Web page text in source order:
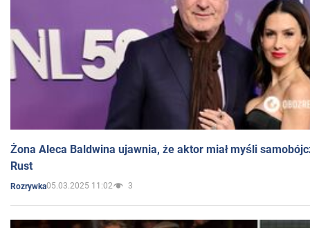
Żona Aleca Baldwina ujawnia, że aktor miał myśli
Rust
Rozrywka05.03.2025 11:02 3